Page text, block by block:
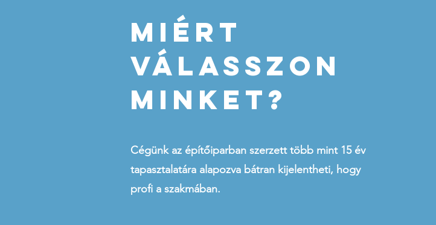
Miért
válasszon
minket?
Cégünk az építőiparban szerzett több mint 15 év
tapasztalatára alapozva bátran kijelentheti, hogy
profi a szakmában.